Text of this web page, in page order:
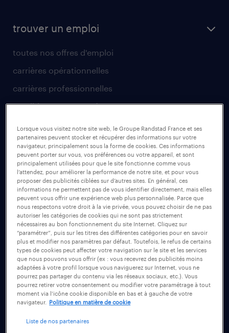
trouver un emploi
toutes nos offres d'emploi
carrières opérationnelles
carrières professionnelles
candidature spontanée
créer un compte candidat
être intérimaire
avantages intérimaires randstad
app talent / portail web
faq candidat / intérimaire
top métiers qui recrutent
fiches métiers
plombier chauffagiste
vendeur
agent de fabrication
conducteur de poids lourd
Lorsque vous visitez notre site web, le Groupe Randstad France et ses
partenaires peuvent stocker et récupérer des informations sur votre
navigateur, principalement sous la forme de cookies. Ces informations
peuvent porter sur vous, vos préférences ou votre appareil, et sont
principalement utilisées pour que le site fonctionne comme vous
l’attendez, pour améliorer la performance de notre site, et pour vous
proposer des publicités ciblées sur d’autres sites. En général, ces
informations ne permettent pas de vous identifier directement, mais elles
peuvent vous offrir une expérience web plus personnalisée. Parce que
nous respectons votre droit à la vie privée, vous pouvez choisir de ne pas
autoriser les catégories de cookies qui ne sont pas strictement
nécessaires au bon fonctionnement du site Internet. Cliquez sur
“paramétrer”, puis sur les titres des différentes catégories pour en savoir
plus et modifier nos paramètres par défaut. Toutefois, le refus de certains
types de cookies peut affecter votre navigation sur le site et les services
que nous pouvons vous offrir (ex : vous recevrez des publicités moins
adaptées à votre profil lorsque vous naviguerez sur Internet, vous ne
pourrez pas partager du contenu via les réseaux sociaux, etc.). Vous
pourrez retirer votre consentement ou modifier votre paramétrage à tout
moment via l’icône cookie disponible en bas et à gauche de votre
navigateur.
Politique en matière de cookie
Liste de nos partenaires